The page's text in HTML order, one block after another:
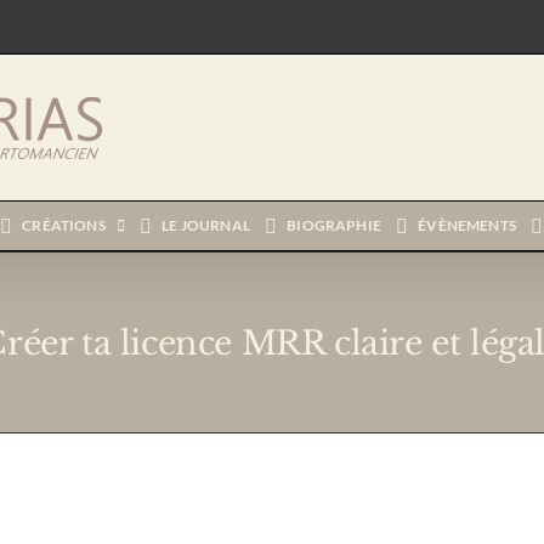
CRÉATIONS LE JOURNAL BIOGRAPHIE ÉVÈNEMENTS
ta licence MRR claire et